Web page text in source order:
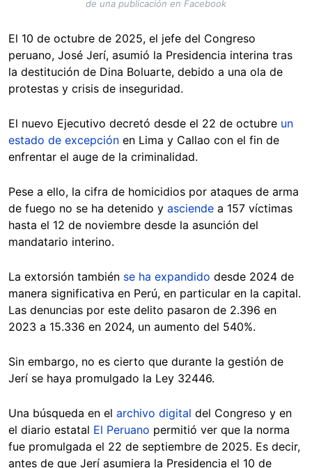
de una publicación en Facebook
El 10 de octubre de 2025, el jefe del Congreso
peruano, José Jerí, asumió la Presidencia interina tras
la destitución de Dina Boluarte, debido a una ola de
protestas y crisis de inseguridad.
El nuevo Ejecutivo decretó desde el 22 de octubre un
estado de excepción en Lima y Callao con el fin de
enfrentar el auge de la criminalidad.
Pese a ello, la cifra de homicidios por ataques de arma
de fuego no se ha detenido y asciende a 157 víctimas
hasta el 12 de noviembre desde la asunción del
mandatario interino.
La extorsión también se ha expandido desde 2024 de
manera significativa en Perú, en particular en la capital.
Las denuncias por este delito pasaron de 2.396 en
2023 a 15.336 en 2024, un aumento del 540%.
Sin embargo, no es cierto que durante la gestión de
Jerí se haya promulgado la Ley 32446.
Una búsqueda en el archivo digital del Congreso y en
el diario estatal El Peruano permitió ver que la norma
fue promulgada el 22 de septiembre de 2025. Es decir,
antes de que Jerí asumiera la Presidencia el 10 de